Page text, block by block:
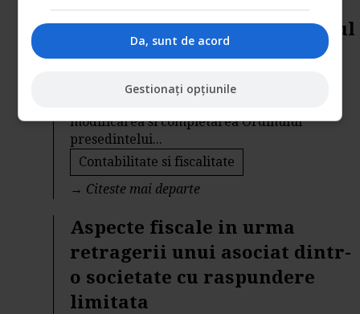
ANAF a modificat Formularul
100
Fiscalitatea.ro
modificarea si completarea Ordinului
presedintelui...
Contabilitate si fiscalitate
→ Citeste mai departe
Aspecte fiscale in urma
retragerii unui asociat dintr-
o societate cu raspundere
limitata
Da, sunt de acord
Gestionați opțiunile